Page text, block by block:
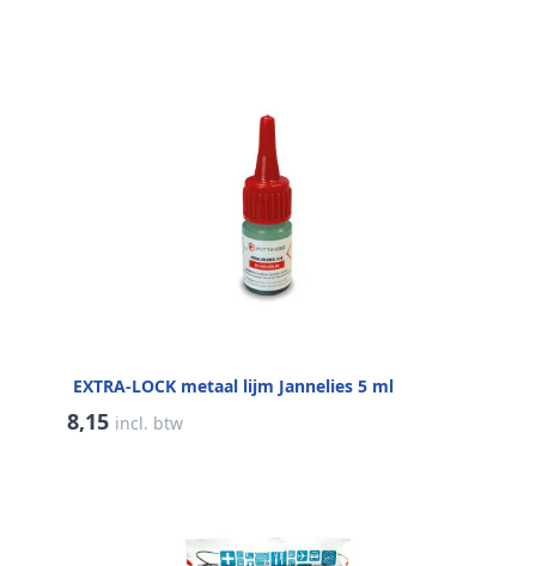
EXTRA-LOCK metaal lijm Jannelies 5 ml
8,15 incl. btw